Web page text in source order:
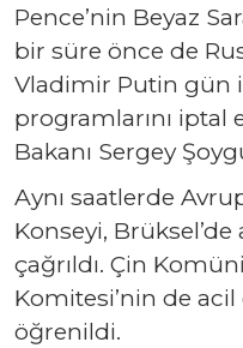
Pence’nin Beyaz
bir süre önce de
Vladimir Putin gün
programlarını iptal
Bakanı Sergey
Aynı saatlerde
Konseyi,
çağrıldı. Çin
Komitesi’nin de acil
öğrenildi.